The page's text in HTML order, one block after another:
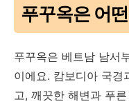
푸꾸옥은 어
푸꾸옥은 베트남 남서
이에요. 캄보디아 국
고, 깨끗한 해변과 푸